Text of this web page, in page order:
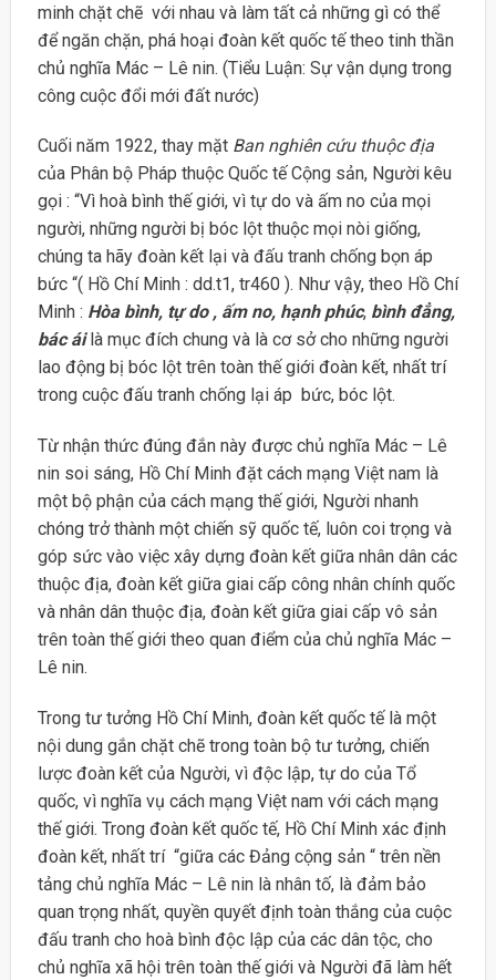
minh chặt chẽ với nhau và làm tất cả những gì có thể
để ngăn chặn, phá hoại đoàn kết quốc tế theo tinh thần
chủ nghĩa Mác – Lê nin. (Tiểu Luận: Sự vận dụng trong
công cuộc đổi mới đất nước)
Cuối năm 1922, thay mặt Ban nghiên cứu thuộc địa
của Phân bộ Pháp thuộc Quốc tế Cộng sản, Người kêu
gọi : “Vì hoà bình thế giới, vì tự do và ấm no của mọi
người, những người bị bóc lột thuộc mọi nòi giống,
chúng ta hãy đoàn kết lại và đấu tranh chống bọn áp
bức “( Hồ Chí Minh : dd.t1, tr460 ). Như vậy, theo Hồ Chí
Minh : Hòa bình, tự do , ấm no, hạnh phúc, bình đẳng,
bác áilà mục đích chung và là cơ sở cho những người
lao động bị bóc lột trên toàn thế giới đoàn kết, nhất trí
trong cuộc đấu tranh chống lại áp bức, bóc lột.
Từ nhận thức đúng đắn này được chủ nghĩa Mác – Lê
nin soi sáng, Hồ Chí Minh đặt cách mạng Việt nam là
một bộ phận của cách mạng thế giới, Người nhanh
chóng trở thành một chiến sỹ quốc tế, luôn coi trọng và
góp sức vào việc xây dựng đoàn kết giữa nhân dân các
thuộc địa, đoàn kết giữa giai cấp công nhân chính quốc
và nhân dân thuộc địa, đoàn kết giữa giai cấp vô sản
trên toàn thế giới theo quan điểm của chủ nghĩa Mác –
Lê nin.
Trong tư tưởng Hồ Chí Minh, đoàn kết quốc tế là một
nội dung gắn chặt chẽ trong toàn bộ tư tưởng, chiến
lược đoàn kết của Người, vì độc lập, tự do của Tổ
quốc, vì nghĩa vụ cách mạng Việt nam với cách mạng
thế giới. Trong đoàn kết quốc tế, Hồ Chí Minh xác định
đoàn kết, nhất trí “giữa các Đảng cộng sản “ trên nền
tảng chủ nghĩa Mác – Lê nin là nhân tố, là đảm bảo
quan trọng nhất, quyền quyết định toàn thắng của cuộc
đấu tranh cho hoà bình độc lập của các dân tộc, cho
chủ nghĩa xã hội trên toàn thế giới và Người đã làm hết